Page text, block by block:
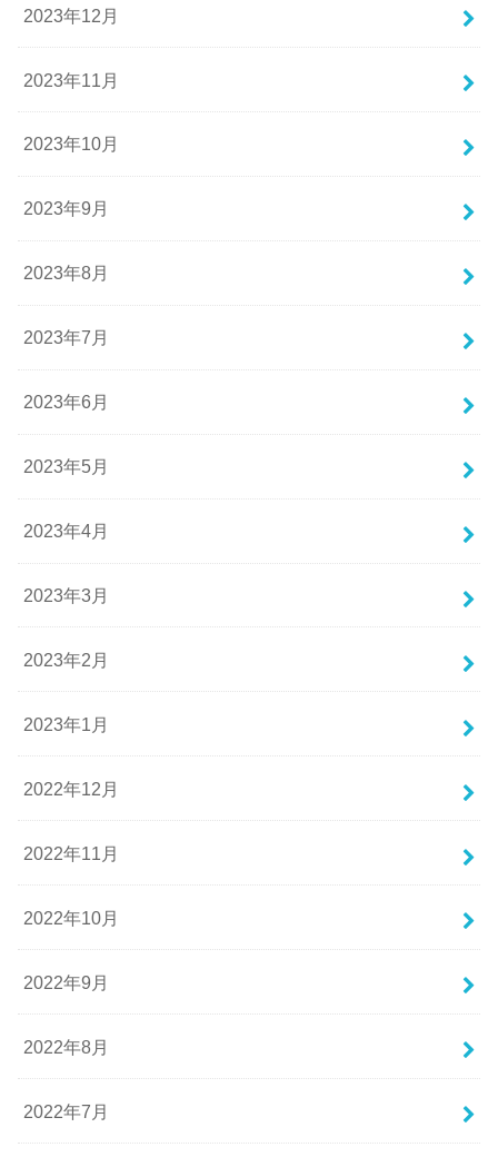
2023年12月
2023年11月
2023年10月
2023年9月
2023年8月
2023年7月
2023年6月
2023年5月
2023年4月
2023年3月
2023年2月
2023年1月
2022年12月
2022年11月
2022年10月
2022年9月
2022年8月
2022年7月